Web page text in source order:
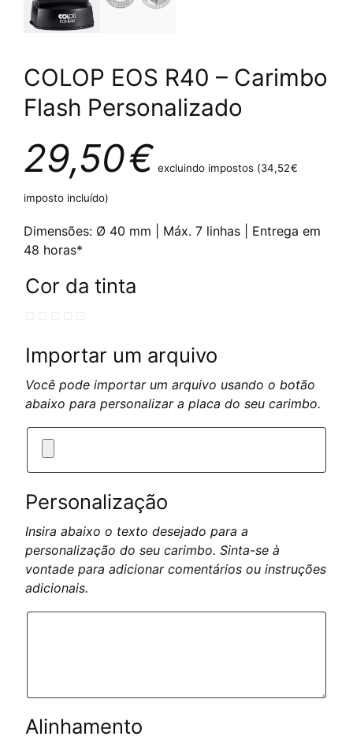
COLOP EOS R40 – Carimbo
Flash Personalizado
29,50€ excluindo impostos (34,52€
imposto incluído)
Dimensões: Ø 40 mm | Máx. 7 linhas | Entrega em
48 horas*
Cor da tinta
Importar um arquivo
Você pode importar um arquivo usando o botão
abaixo para personalizar a placa do seu carimbo.
Personalização
Insira abaixo o texto desejado para a
personalização do seu carimbo. Sinta-se à
vontade para adicionar comentários ou instruções
adicionais.
Alinhamento